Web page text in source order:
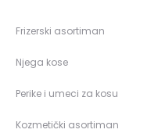
Frizerski asortiman
Njega kose
Perike i umeci za kosu
Kozmetički asortiman